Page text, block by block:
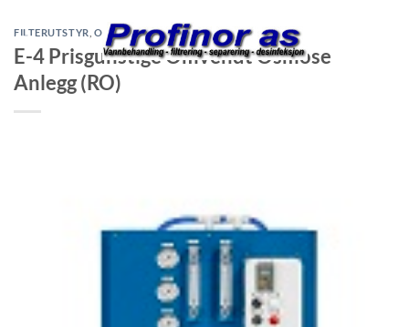
content
FILTERUTSTYR OMVENDT OSMOSE
E-4 Prisgunstige Omvendt Osmose
Anlegg (RO)